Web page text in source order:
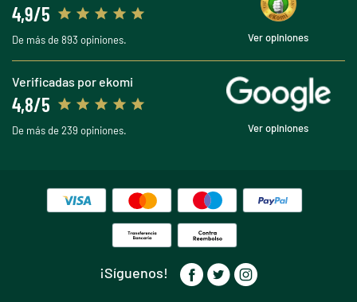
4,9/5
De más de 893 opiniones. Ver opiniones
Verificadas por ekomi
4,8/5
De más de 239 opiniones. Ver opiniones
¡Síguenos!